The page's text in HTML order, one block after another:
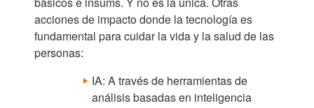
acciones de impacto donde la tecnología es
fundamental para cuidar la vida y la salud de las
personas:
IA: A través de herramientas de
análisis basadas en inteligencia